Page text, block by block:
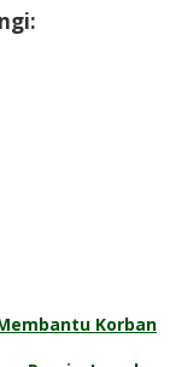
Korban